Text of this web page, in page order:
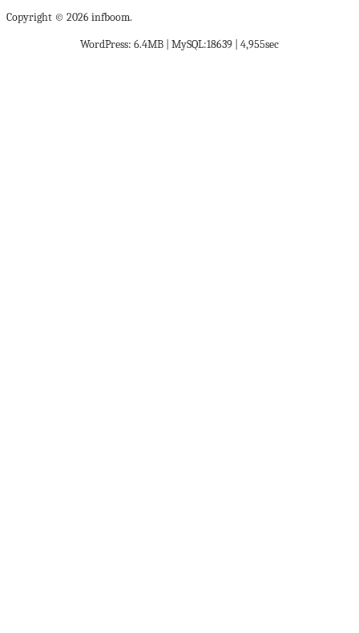
Copyright © 2026 infboom.
WordPress: 6.4MB | MySQL:18639 | 4,955sec